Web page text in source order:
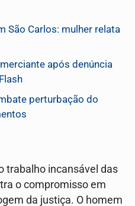
São Carlos: mulher relata
após denúncia
perturbação do
trabalho incansável das
o compromisso em
da justiça. O homem